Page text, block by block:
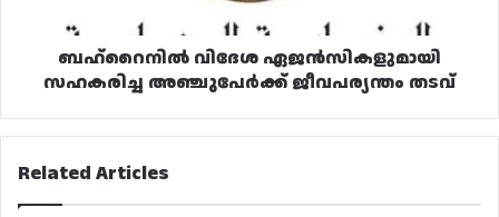
ബഹ്‌റൈനിൽ വിദേശ ഏജൻസികളുമായി
സഹകരിച്ച അഞ്ചുപേർക്ക് ജീവപര്യന്തം തടവ്
Related Articles